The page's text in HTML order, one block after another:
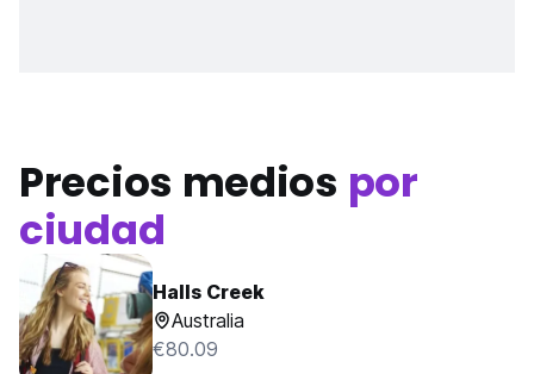
Precios medios por
ciudad
Halls Creek
Australia
€80.09